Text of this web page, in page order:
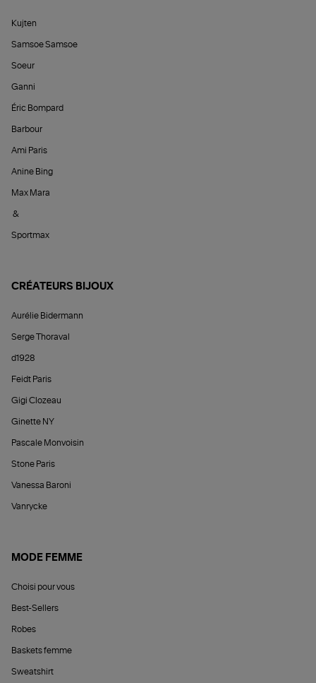
Kujten
Samsoe Samsoe
Soeur
Ganni
Éric Bompard
Barbour
Ami Paris
Anine Bing
Max Mara
&
Sportmax
CRÉATEURS BIJOUX
Aurélie Bidermann
Serge Thoraval
d1928
Feidt Paris
Gigi Clozeau
Ginette NY
Pascale Monvoisin
Stone Paris
Vanessa Baroni
Vanrycke
MODE FEMME
Choisi pour vous
Best-Sellers
Robes
Baskets femme
Sweatshirt